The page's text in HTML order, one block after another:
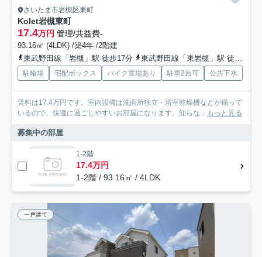
さいたま市岩槻区東町
Kolet岩槻東町
17.4万円 管理/共益費-
93.16㎡ (4LDK) /築4年 /2階建
東武野田線「岩槻」駅 徒歩17分
東武野田線「東岩槻」駅 徒歩41分
駐輪場 宅配ボックス バイク置場あり 駐車2台可 公共下水
賃料は17.4万円です。室内設備は洗面所独立・浴室乾燥機などが揃って
いるので、快適に過ごしやすいお部屋になります。知らな... もっと見る
募集中の部屋
1-2階
17.4万円
1-2階 / 93.16㎡ / 4LDK
一戸建て